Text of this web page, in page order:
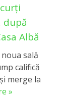
după
Albă
sală
califică
merge la
»